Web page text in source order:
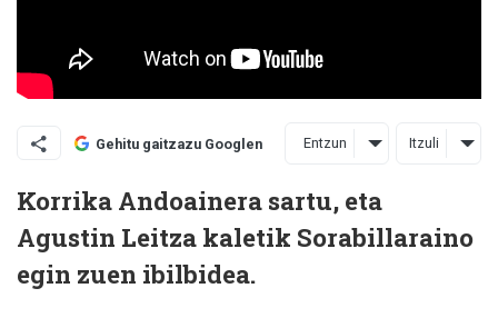
Gehitu gaitzazu Googlen Entzun Itzuli
Korrika Andoainera sartu, eta
Agustin Leitza kaletik Sorabillaraino
egin zuen ibilbidea.